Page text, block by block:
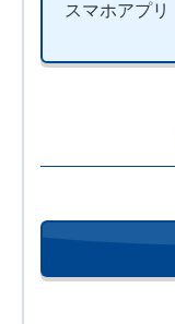
スマホアプ